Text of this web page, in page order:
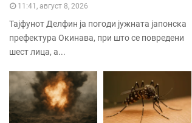
11:41, август 8, 2026
Тајфунот Делфин ја погоди јужната јапонска
префектура Окинава, при што се повредени
шест лица, а...